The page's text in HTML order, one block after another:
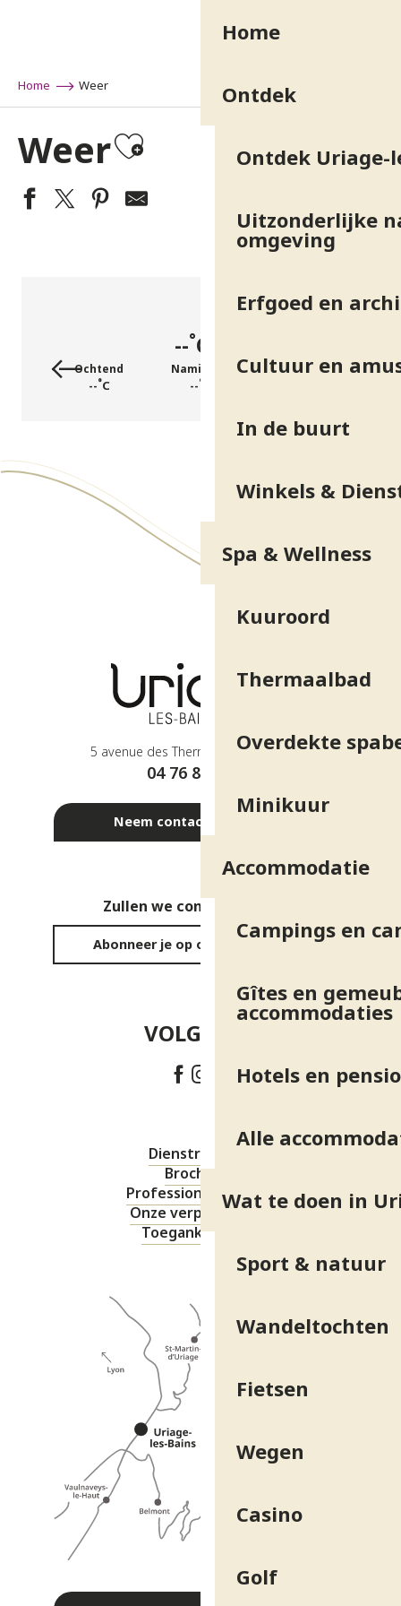
Home
Ontdek
Ontdek Uriage-
Uitzonderlijke
omgeving
Erfgoed en
Cultuur en
In de buurt
Winkels &
Spa & Wellness
Kuuroord
Thermaalbad
Overdekte
Minikuur
Accommodatie
Campings en
Gîtes en
accommodaties
Hotels en
Alle
Wat te doen in
Sport & natuur
Wandeltochten
Fietsen
Wegen
Casino
Golf
Home Weer
WeerAjouter aux
--°C
Ochtend
--°C
Namiddag
--°
Avond
5 avenue des Thermes - 38410 Uriage
04 76 89 10 27
Neem contact met ons op
Zullen we contact houden?
Abonneer je op onze nieuwsbrief
VOLG ONS!
Dienstregeling
Brochures
Professionele ruimte
Onze verplichtingen
Toegankelijkheid